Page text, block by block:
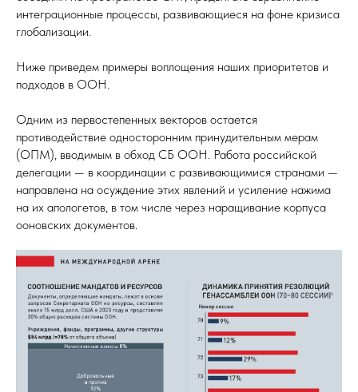
интеграционные процессы, развивающиеся на фоне кризиса
глобализации.
Ниже приведем примеры воплощения наших приоритетов и
подходов в ООН.
Одним из первостепенных векторов остается
противодействие односторонним принудительным мерам
(ОПМ), вводимым в обход СБ ООН. Работа российской
делегации — в координации с развивающимися странами —
направлена на осуждение этих явлений и усиление нажима
на их апологетов, в том числе через наращивание корпуса
ооновских документов.